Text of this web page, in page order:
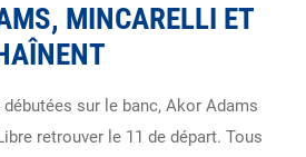
MINCARELLI ET
sur le banc, Akor Adams
retrouver le 11 de départ. Tous